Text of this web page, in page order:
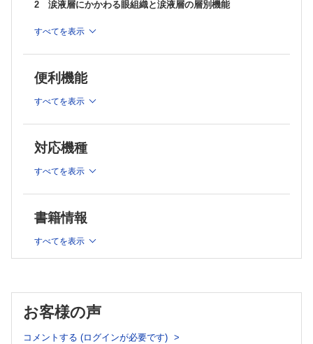
涙液インターフェロメトリ （後藤英樹）
共焦点顕微鏡 （村戸ドール）
実用視力 （海道美奈子）
TSAS（tear stability analysis system） （五藤智子）
高次収差解析 （高 静花）
涙液の安定性の低下を中心に置く日本のドライアイの考え方とその治
炎症を中心に置く米国のドライアイの考えかたとその治療 （高橋
点眼治療の種類 （横井則彦）
8 上流のリスクとその治療／涙液減少
涙液減少の原因 （高村悦子）
涙液減少眼でみられるさまざまな角膜上皮障害 （鎌尾知行）
ドライアイの内服治療 （小野眞史）
涙点プラグ （海道美奈子）
マイボーム腺機能不全とその治療 （小島隆司）
兎眼，閉瞼不全によるドライアイ （渡辺彰英）
2 涙液層にかかわる眼組織と涙液層の層別機能
眼瞼縁の構造とそのとらえかた （山口昌彦）
涙液油層の構築とその機能 （山田昌和）
ムチンの構造と機能 （堀 裕一）
表層上皮の構造と機能 （伴 由利子）
3 涙液動態と病態とのかかわり
涙液の基礎分泌と反射性分泌 （東原尚代）
涙液のターンオーバーとその異常 （山田昌和）
ムチンのターンオーバー （堀 裕一）
ドライアイの考えかたにおける世界の動向−2007 Report of the
International Dry Eye WorkShop（DEWS） （村戸ドー
すべてを表示
便利機能
すべてを表示
対応機種
すべてを表示
書籍情報
すべてを表示
お客様の声
コメントする (ログインが必要です)